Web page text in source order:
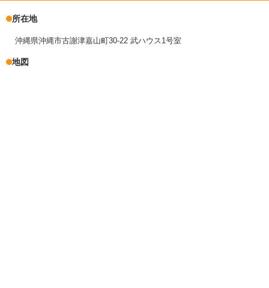
所在地
沖縄県沖縄市古謝津嘉山町30-22 武ハウス1号室
地図